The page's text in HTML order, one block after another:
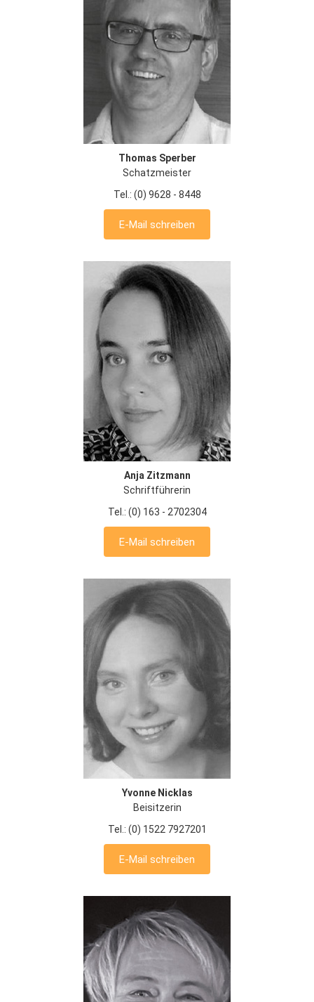
Thomas Sperber
Schatzmeister
Tel.: (0) 9628 - 8448
E-Mail schreiben
Anja Zitzmann
Schriftführerin
Tel.: (0) 163 - 2702304
E-Mail schreiben
Yvonne Nicklas
Beisitzerin
Tel.: (0) 1522 7927201
E-Mail schreiben